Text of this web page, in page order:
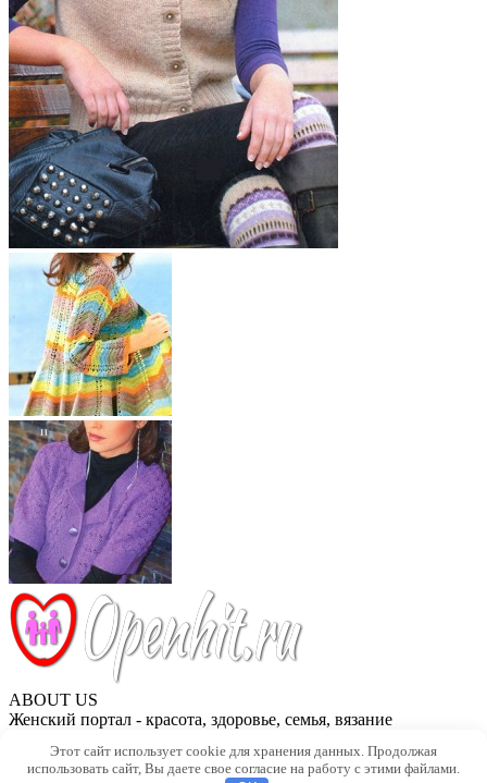
ABOUT US
Женский портал - красота, здоровье, семья, вязание
Контакты
Этот сайт использует cookie для хранения данных. Продолжая
использовать сайт, Вы даете свое согласие на работу с этими файлами.